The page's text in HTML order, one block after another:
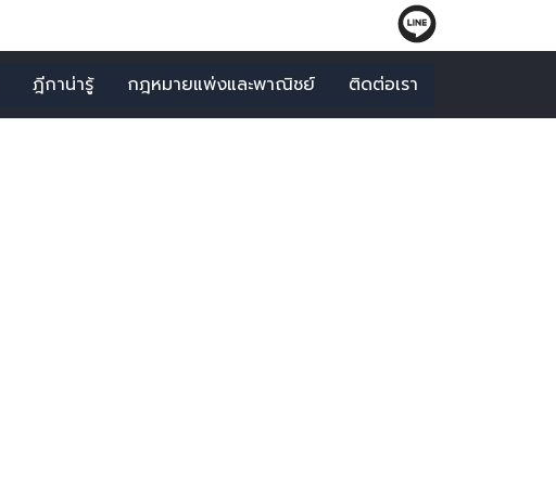
ฎีกาน่ารู้ กฎหมายแพ่งและพาณิชย์ ติดต่อเรา